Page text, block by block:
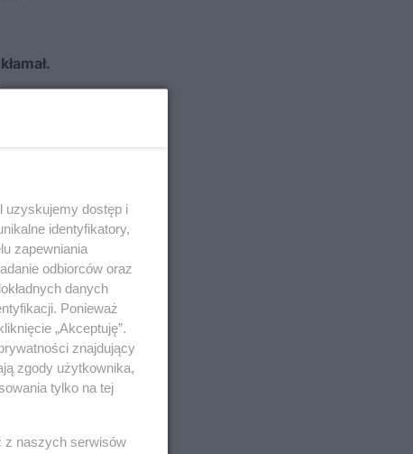
uzyskujemy dostęp i
identyfikatory,
zapewniania
odbiorców oraz
danych
Ponieważ
„Akceptuję”.
znajdujący
zgody użytkownika,
tylko na tej
z naszych serwisów